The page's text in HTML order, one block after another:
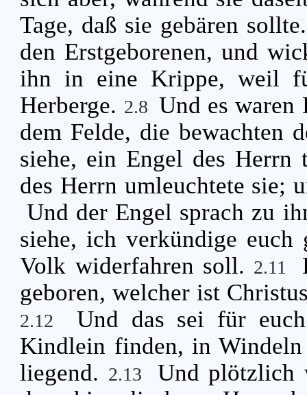
Tage, daß sie gebären
den Erstgeborenen, und
ihn in eine Krippe, weil
Herberge. 2.8 Und es waren
dem Felde, die bewachten
siehe, ein Engel des
des Herrn umleuchtete sie;
Und der Engel sprach zu
siehe, ich verkündige euch
Volk widerfahren soll. 2.11
geboren, welcher ist
2.12
Und das sei für
Kindlein finden, in
liegend. 2.13
Und plötzlich